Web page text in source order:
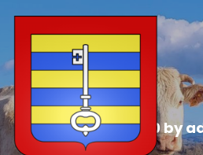
content
20/10/2020by